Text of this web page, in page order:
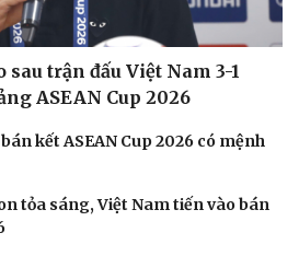
sau trận đấu Việt Nam 3-1
ASEAN Cup 2026
kết ASEAN Cup 2026 có mệnh
tỏa sáng, Việt Nam tiến vào bán